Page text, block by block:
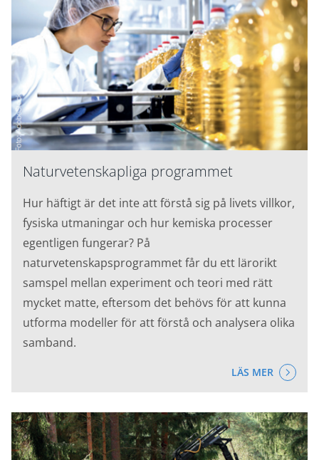
Naturvetenskapliga programmet
Hur häftigt är det inte att förstå sig på livets villkor,
fysiska utmaningar och hur kemiska processer
egentligen fungerar? På
naturvetenskapsprogrammet får du ett lärorikt
samspel mellan experiment och teori med rätt
mycket matte, eftersom det behövs för att kunna
utforma modeller för att förstå och analysera olika
samband.
LÄS MER